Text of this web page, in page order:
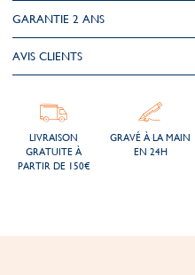
GARANTIE 2 ANS
AVIS CLIENTS
LIVRAISON
GRATUITE À
PARTIR DE 150€
GRAVÉ À LA MAIN
EN 24H